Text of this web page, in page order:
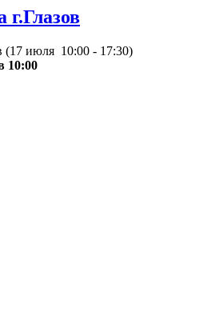
г.Глазов
(17 июля 10:00 - 17:30)
10:00